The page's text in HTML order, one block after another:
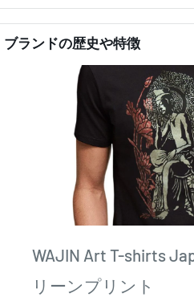
ブランドの歴史や特徴
WAJIN Art T-shirts
リーンプリント